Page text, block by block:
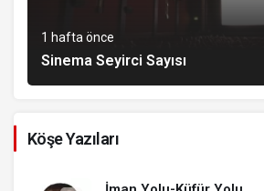
1 hafta önce
Sinema Seyirci Sayısı
Köşe Yazıları